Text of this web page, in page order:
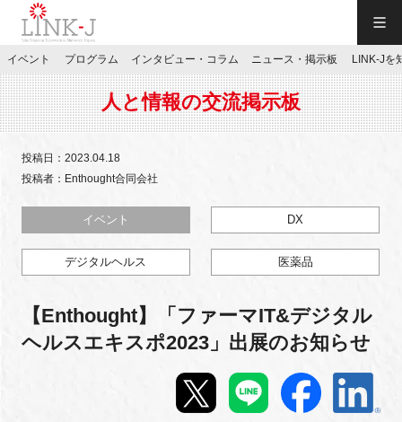
JP／EN
特別会員専用メニュー
施設ご予約
お問い合わせ
イベント プログラム インタビュー・コラム ニュース・掲示板 LINK-Jを
人と情報の交流掲示板
投稿日：2023.04.18
投稿者：Enthought合同会社
イベント DX
デジタルヘルス 医薬品
【Enthought】「ファーマIT&デジタル
ヘルスエキスポ2023」出展のお知らせ